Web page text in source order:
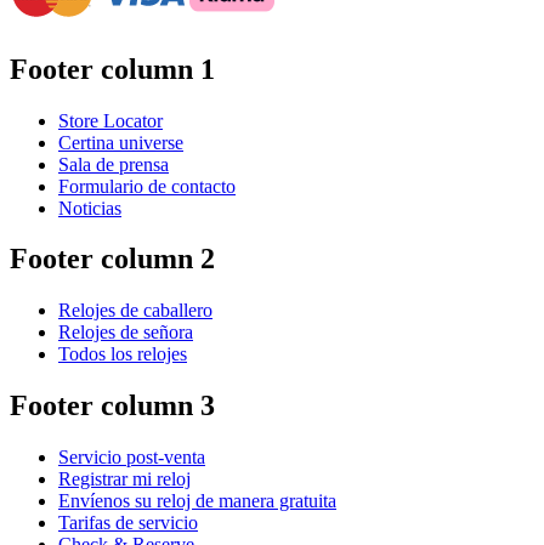
Footer column 1
Store Locator
Certina universe
Sala de prensa
Formulario de contacto
Noticias
Footer column 2
Relojes de caballero
Relojes de señora
Todos los relojes
Footer column 3
Servicio post-venta
Registrar mi reloj
Envíenos su reloj de manera gratuita
Tarifas de servicio